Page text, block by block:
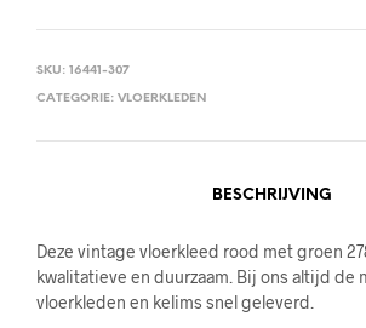
SKU: 16441-307
CATEGORIE: VLOERKLEDEN
BESCHRIJVING
Deze vintage vloerkleed rood met groen
kwalitatieve en duurzaam. Bij ons altijd de
vloerkleden en kelims snel geleverd.